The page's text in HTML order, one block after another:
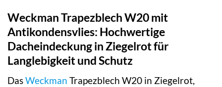
Weckman Trapezblech W20 mit
Antikondensvlies: Hochwertige
Dacheindeckung in Ziegelrot für
Langlebigkeit und Schutz
DasWeckman Trapezblech W20 in Ziegelrot,